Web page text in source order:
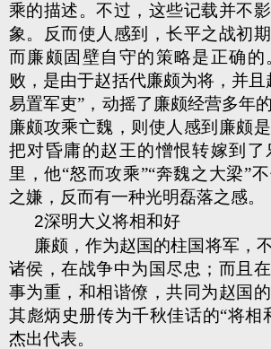
乘的描述。不过，这些记载并不
象。反而使人感到，长平之战初
而廉颇固壁自守的策略是正确的
败，是由于赵括代廉颇为将，并且
易置军吏”，动摇了廉颇经营多年
廉颇攻乘亡魏，则使人感到廉颇
把对昏庸的赵王的憎恨转嫁到
里，他“怒而攻乘”“奔魏之大梁”
之嫌，反而有一种光明磊落之感。
2深明大义将相和好
廉颇，作为赵国的柱国将军，
诸侯，在战争中为国尽忠；而且
事为重，和相谐僚，共同为赵国的
其彪炳史册传为千秋佳话的“将相
杰出代表。